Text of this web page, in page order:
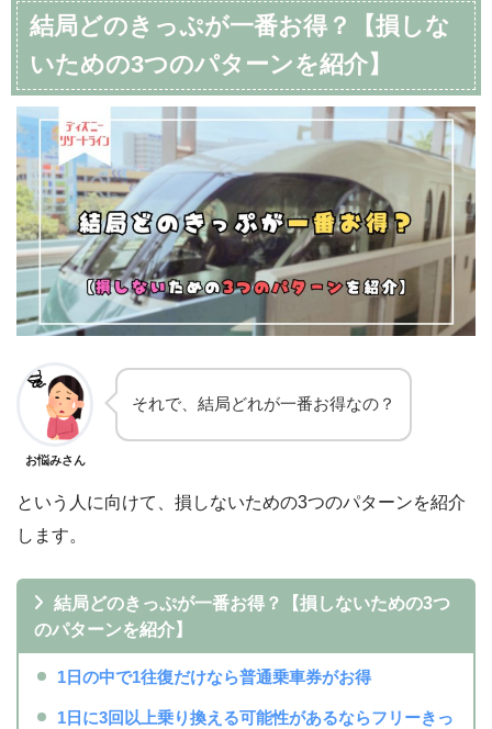
結局どのきっぷが一番お得？【損しな
いための3つのパターンを紹介】
お悩みさん
それで、結局どれが一番お得なの？
という人に向けて、損しないための3つのパターンを紹介
します。
結局どのきっぷが一番お得？【損しないための3つ
のパターンを紹介】
1日の中で1往復だけなら普通乗車券がお得
1日に3回以上乗り換える可能性があるならフリーきっ